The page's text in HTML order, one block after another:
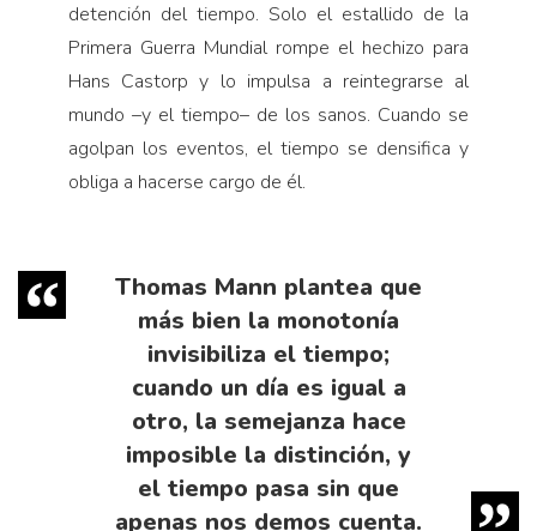
detención del tiempo. Solo el estallido de la
Primera Guerra Mundial rompe el hechizo para
Hans Castorp y lo impulsa a reintegrarse al
mundo –y el tiempo– de los sanos. Cuando se
agolpan los eventos, el tiempo se densifica y
obliga a hacerse cargo de él.
Thomas Mann plantea que
más bien la monotonía
invisibiliza el tiempo;
cuando un día es igual a
otro, la semejanza hace
imposible la distinción, y
el tiempo pasa sin que
apenas nos demos cuenta.